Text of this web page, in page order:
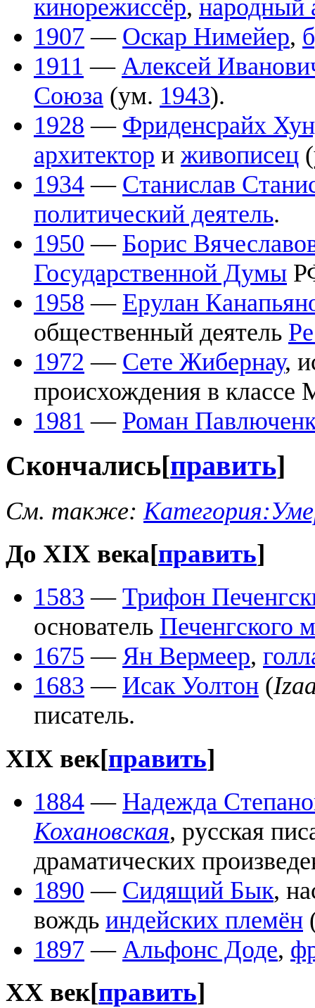
кинорежиссёр, народный
1907 — Оскар Нимейер,
1911 — Алексей
Союза (ум. 1943).
1928 — Фриденсрайх
архитектор и живописец
1934 — Станислав
политический деятель.
1950 — Борис
Государственной Думы
1958 — Ерулан
общественный деятель
1972 — Сете Жибернау,
происхождения в классе
1981 — Роман
Скончались[править]
См. также:
До XIX века[править]
1583 — Трифон
основатель Печенгского
1675 — Ян Вермеер,
1683 — Исак Уолтон (
писатель.
XIX век[править]
1884 — Надежда
Кохановская, русская
драматических
1890 — Сидящий Бык,
вождь индейских племён
1897 — Альфонс Доде,
XX век[править]